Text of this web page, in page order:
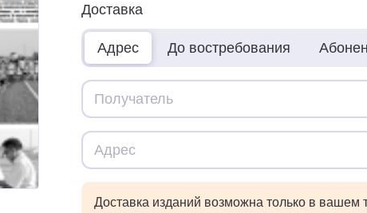
Доставка
Адрес До востребования
Доставка изданий возможна только в вашем